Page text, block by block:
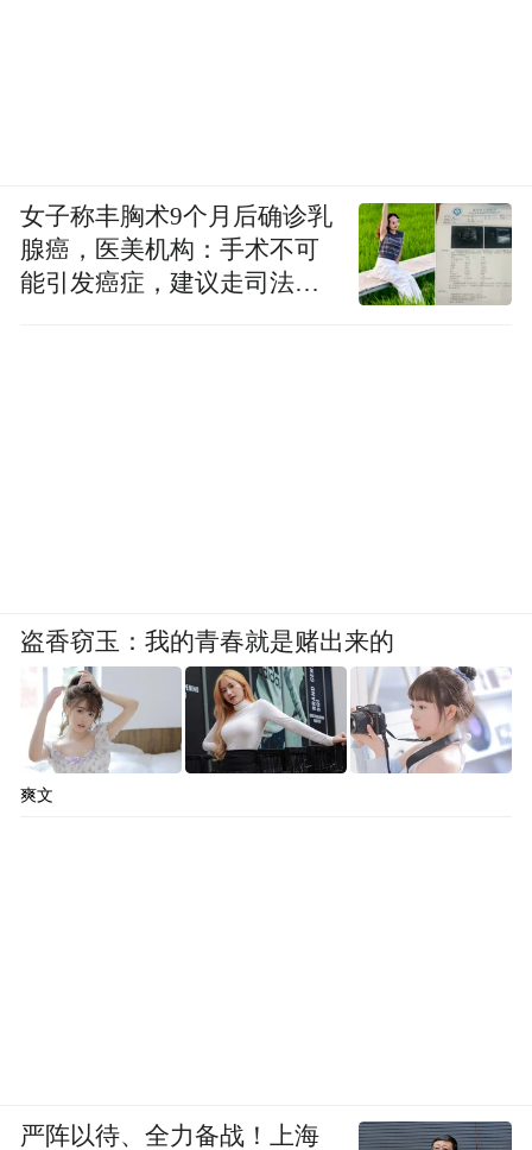
女子称丰胸术9个月后确诊乳
腺癌，医美机构：手术不可
能引发癌症，建议走司法途
盗香窃玉：我的青春就是赌出来的
爽文
严阵以待、全力备战！上海